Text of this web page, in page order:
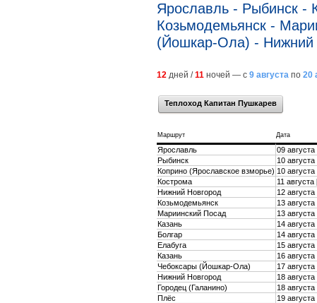
Ярославль - Рыбинск -
Козьмодемьянск -
(Йошкар-Ола) - Нижний
12 дней /11 ночей — с 9 августа по 20
Теплоход Капитан Пушкарев
Маршрут Дата
Ярославль 09
Рыбинск
10
Коприно (Ярославское взморье) 10
Кострома
11 августа
Нижний Новгород
12
Козьмодемьянск
13 августа
Мариинский Посад
13 августа
Казань
14
Болгар
14
Елабуга
15
Казань
16
Чебоксары (Йошкар-Ола)
17
Нижний Новгород
18 августа
Городец (Галанино)
18 августа
Плёс
19